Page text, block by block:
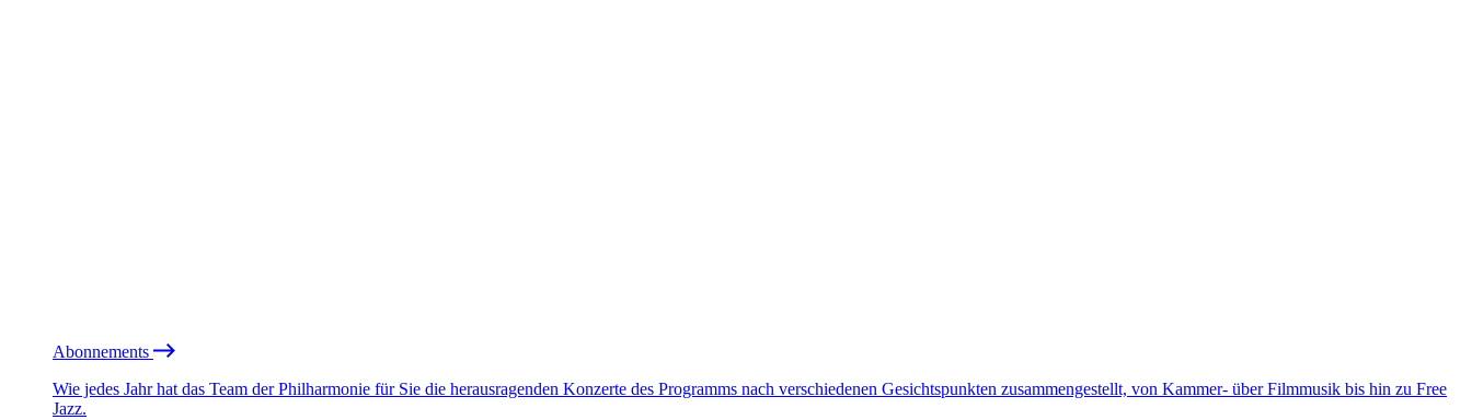
Abonnements
Wie jedes Jahr hat das Team der Philharmonie für Sie die herausragenden Konzerte des Programms nach verschiedenen Gesichtspunkten zusammengestellt, von Kammer- über Filmmusik bis hin zu Free
Jazz.